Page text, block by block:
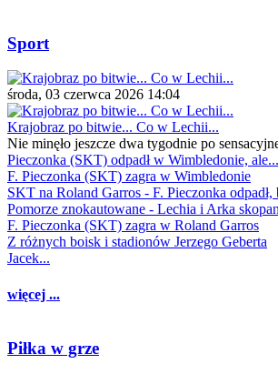
Sport
środa, 03 czerwca 2026 14:04
Krajobraz po bitwie... Co w Lechii...
Nie minęło jeszcze dwa tygodnie po
Pieczonka (SKT) odpadł w Wimbledonie, ale...
F. Pieczonka (SKT) zagra w Wimbledonie
SKT na Roland Garros - F. Pieczonka odpadł,
Pomorze znokautowane - Lechia i Arka
F. Pieczonka (SKT) zagra w Roland Garros
Z różnych boisk i stadionów Jerzego Geberta
Jacek...
więcej ...
Piłka w grze